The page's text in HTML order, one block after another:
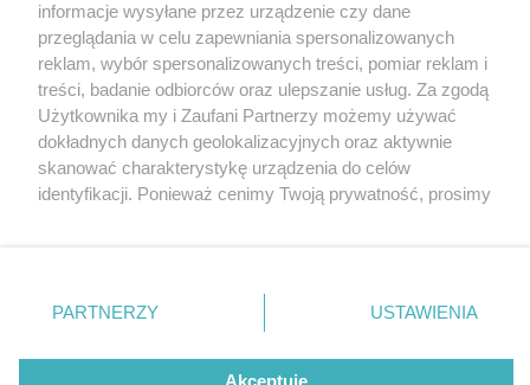
3 / 34
Pociag Koleje Slaskie 2 Copy
Nie zapomnij
zapoznać się z:
polityką prywatności regulamin korzystania z portali
Twojemiasto
Piekary Śląskie
Chorzów
Tarnowskie Góry
Gliwice
Skontakuj sięz nami
Kontakt
Wydawca
Redakcja
informacje wysyłane przez urządzenie czy dane
przeglądania w celu zapewniania spersonalizowanych
reklam, wybór spersonalizowanych treści, pomiar reklam i
treści, badanie odbiorców oraz ulepszanie usług. Za zgodą
Użytkownika my i Zaufani Partnerzy możemy używać
dokładnych danych geolokalizacyjnych oraz aktywnie
skanować charakterystykę urządzenia do celów
identyfikacji. Ponieważ cenimy Twoją prywatność, prosimy
prywatności znajdujący się w lewym dolnym rogu strony
. Niektóre rodzaje przetwarzania danych nie wymagają
zgody użytkownika, ale masz prawo sprzeciwić się
takiemu przetwarzaniu. Preferencje będą miały
PARTNERZY USTAWIENIA
Akceptuję